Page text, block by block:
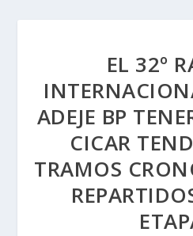
EL 32º
ADEJE BP
CICAR
TRAMOS